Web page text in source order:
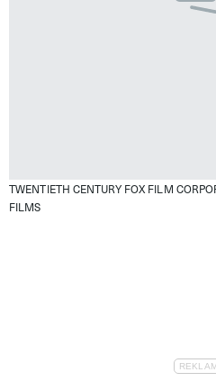
TWENTIETH CENTURY FOX FILM
FILMS